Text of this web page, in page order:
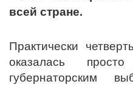
всей стране.
Практически
оказалась
губернаторским